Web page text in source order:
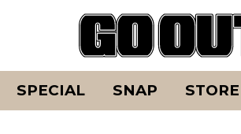
SPECIAL SNAP STORE